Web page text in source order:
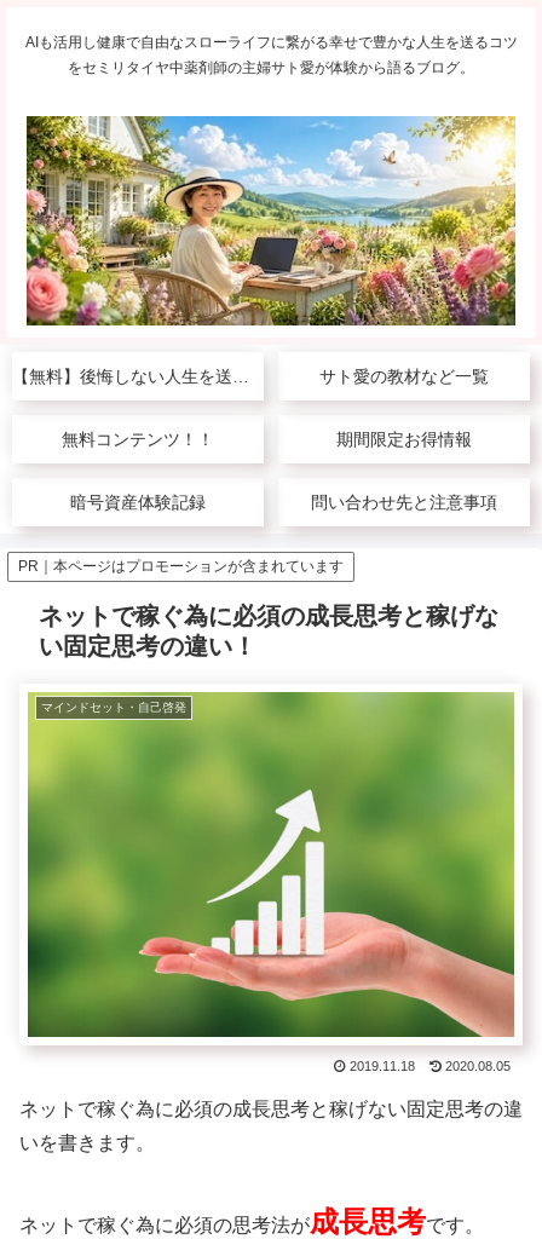
AIも活用し健康で自由なスローライフに繋がる幸せで豊かな人生を送るコツ
をセミリタイヤ中薬剤師の主婦サト愛が体験から語るブログ。
サト愛の教材など一覧
無料コンテンツ！！ 期間限定お得情報
暗号資産体験記録 問い合わせ先と注意事項
PR｜本ページはプロモーションが含まれています
ネットで稼ぐ為に必須の成長思考と稼げな
い固定思考の違い！
マインドセット・自己啓発
2019.11.18 2020.08.05
ネットで稼ぐ為に必須の成長思考と稼げない固定思考の違
いを書きます。
ネットで稼ぐ為に必須の思考法が成長思考です。